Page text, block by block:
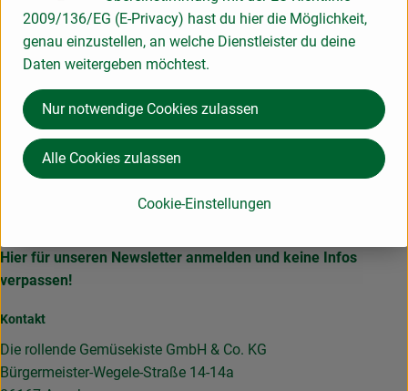
Produktinformationen
Herkunft
Hersteller: Obergrashof Handelsgesellschaft
85221 Dachau Deutschland
Hier für unseren Newsletter anmelden und keine Infos
verpassen!
Kontakt
Die rollende Gemüsekiste GmbH & Co. KG
Bürgermeister-Wegele-Straße 14-14a
2009/136/EG (E-Privacy) hast du hier die Möglichkeit,
genau einzustellen, an welche Dienstleister du deine
Daten weitergeben möchtest.
Cookie-Einstellungen
Nur notwendige Cookies zulassen
Alle Cookies zulassen